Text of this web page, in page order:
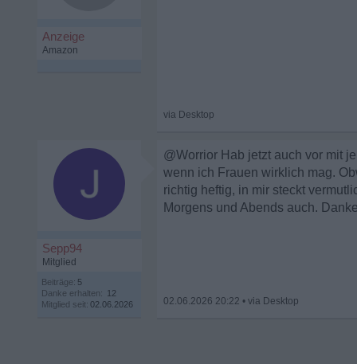
Sepp94
Mitglied
Beiträge: 5
Danke erhalten: 12
Mitglied seit: 02.06.2026
@Worrior Hab jetzt auch vor mit
wenn ich Frauen wirklich mag.
richtig heftig, in mir steckt
Morgens und Abends auch.
02.06.2026 20:22 •